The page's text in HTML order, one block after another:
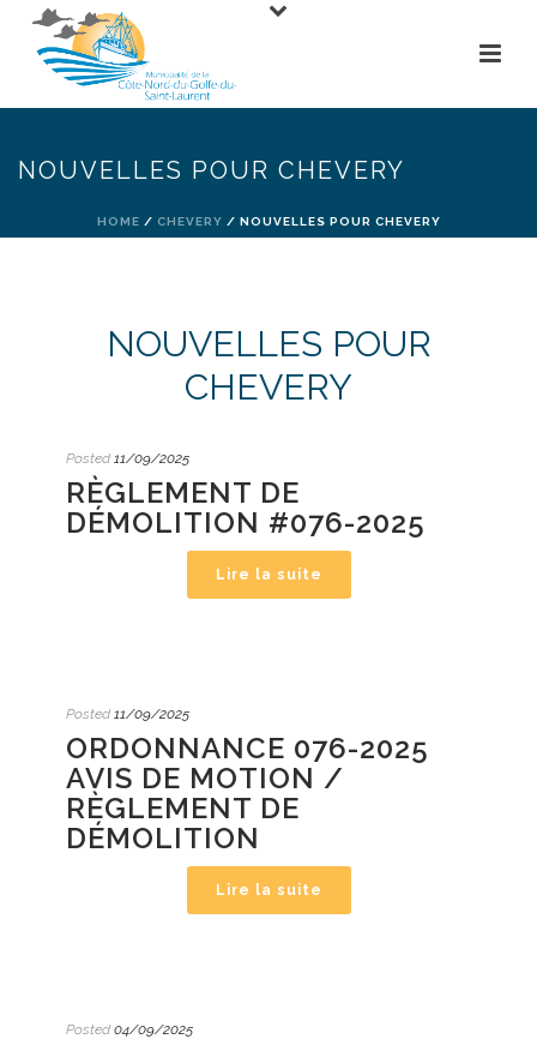
NOUVELLES POUR CHEVERY
HOME / CHEVERY / NOUVELLES POUR CHEVERY
NOUVELLES POUR
CHEVERY
Posted 11/09/2025
RÈGLEMENT DE
DÉMOLITION #076-2025
Lire la suite
Posted 11/09/2025
ORDONNANCE 076-2025
AVIS DE MOTION /
RÈGLEMENT DE
DÉMOLITION
Lire la suite
Posted 04/09/2025